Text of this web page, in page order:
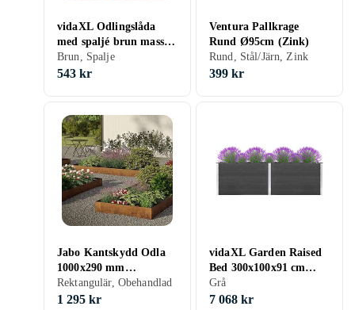
vidaXL Odlingslåda
med spaljé brun massivt
granträ 365482
Brun, Spalje
543 kr
Ventura Pallkrage
Rund Ø95cm (Zink)
Rund, Stål/Järn, Zink
399 kr
Jabo Kantskydd Odla
1000x290 mm
Obehandlad 10293
Rektangulär, Obehandlad
1 295 kr
vidaXL Garden Raised
Bed 300x100x91 cm
WPC Grey
Grå
7 068 kr